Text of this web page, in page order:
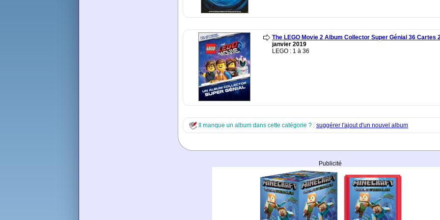
The LEGO Movie 2 Album Collector Super Génial 36 Cartes
janvier 2019
LEGO : 1 à 36
Il manque un album dans cette catégorie ? : suggérer l'ajout d'un nouvel album
Publicité